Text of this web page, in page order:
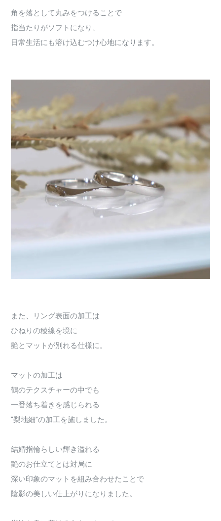
角を落として丸みをつけることで
指当たりがソフトになり、
日常生活にも溶け込むつけ心地になります。
また、リング表面の加工は
ひねりの稜線を境に
艶とマットが別れる仕様に。
マットの加工は
鶴のテクスチャーの中でも
一番落ち着きを感じられる
“梨地細”の加工を施しました。
結婚指輪らしい輝き溢れる
艶のお仕立てとは対局に
深い印象のマットを組み合わせたことで
陰影の美しい仕上がりになりました。